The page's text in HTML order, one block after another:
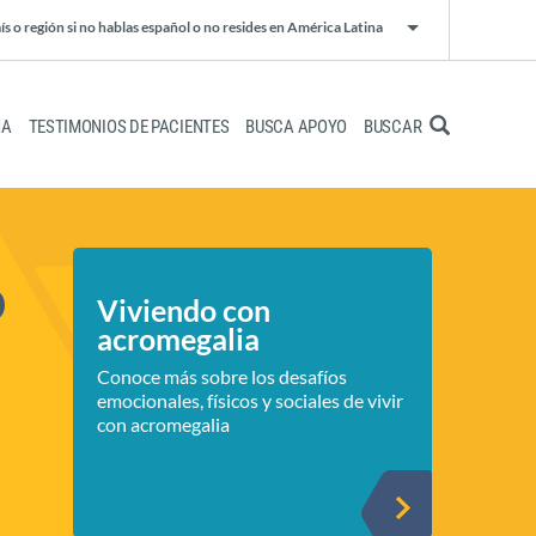
o región si no hablas español o no resides en América Latina
TESTIMONIOS DE PACIENTES BUSCA APOYO BUSCAR
Viviendo con
acromegalia
Conoce más sobre los desafíos
emocionales, físicos y sociales de vivir
con acromegalia